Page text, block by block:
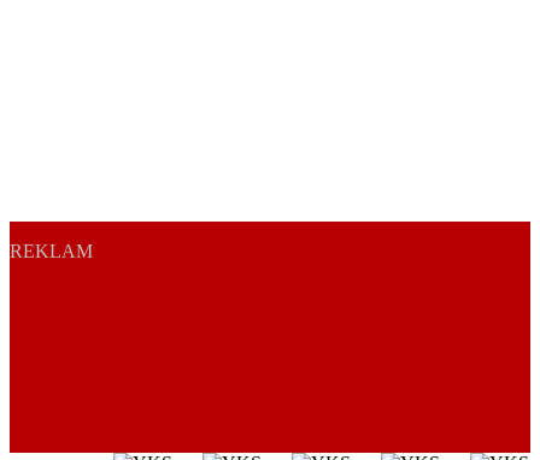
REKLAM